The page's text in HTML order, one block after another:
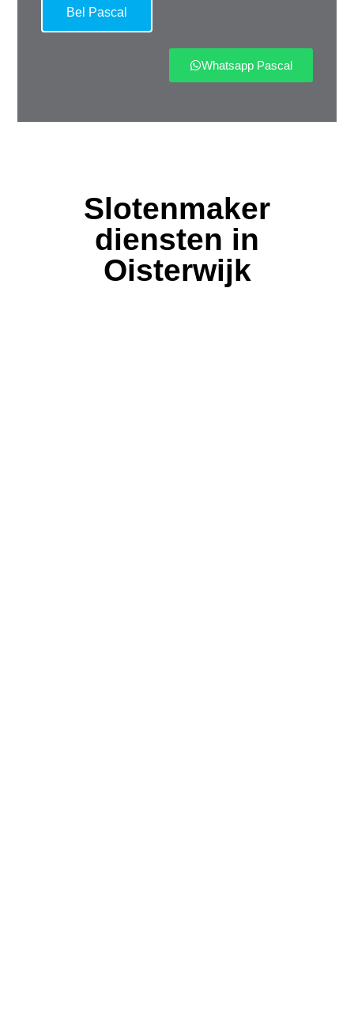
Bel Pascal
Whatsapp Pascal
Slotenmaker
diensten in
Oisterwijk